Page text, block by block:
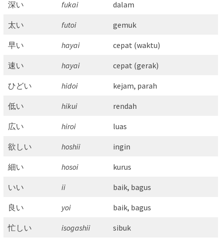
深い fukai dalam
太い futoi gemuk
早い hayai cepat (waktu)
速い hayai cepat (gerak)
ひどい hidoi kejam, parah
低い hikui rendah
広い hiroi luas
欲しい hoshii ingin
細い hosoi kurus
いい ii baik, bagus
良い yoi baik, bagus
忙しい isogashii sibuk